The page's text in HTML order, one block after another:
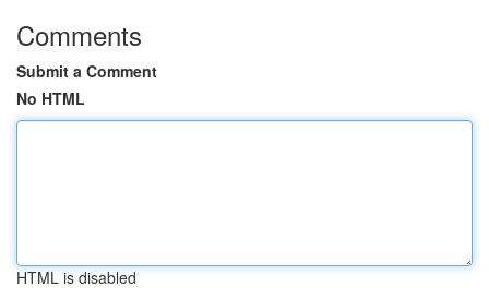
Comments
Submit a Comment
No HTML
HTML is disabled